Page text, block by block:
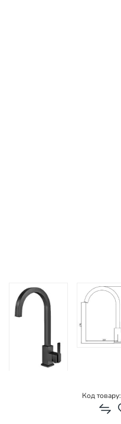
Код товару: